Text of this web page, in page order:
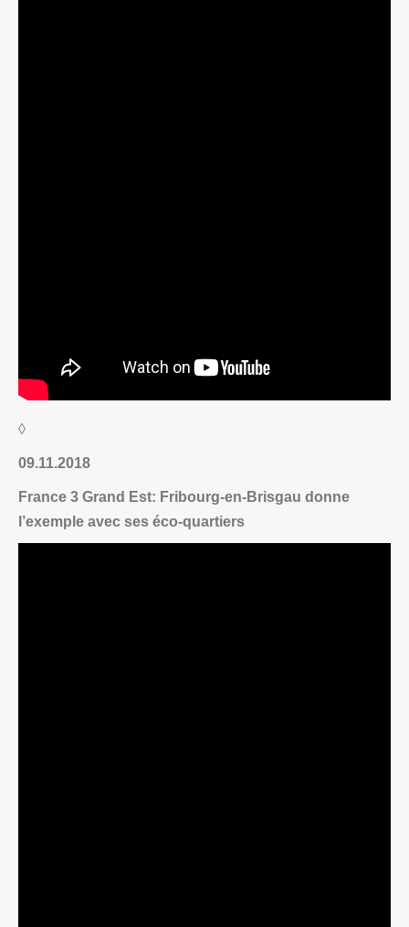
◊
09.11.2018
France 3 Grand Est: Fribourg-en-Brisgau donne
l’exemple avec ses éco-quartiers